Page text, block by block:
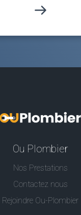
Ou Plombier
Nos Prestations
Contactez nous
Rejoindre Ou-Plombier